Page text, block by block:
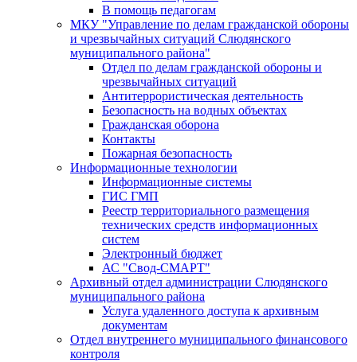
В помощь педагогам
МКУ "Управление по делам гражданской обороны
и чрезвычайных ситуаций Слюдянского
муниципального района"
Отдел по делам гражданской обороны и
чрезвычайных ситуаций
Антитеррористическая деятельность
Безопасность на водных объектах
Гражданская оборона
Контакты
Пожарная безопасность
Информационные технологии
Информационные системы
ГИС ГМП
Реестр территориального размещения
технических средств информационных
систем
Электронный бюджет
АС "Свод-СМАРТ"
Архивный отдел администрации Слюдянского
муниципального района
Услуга удаленного доступа к архивным
документам
Отдел внутреннего муниципального финансового
контроля